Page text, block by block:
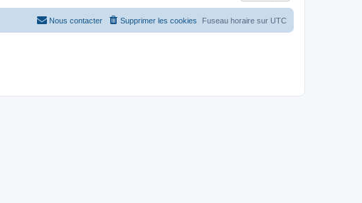
Fuseau horaire sur UTC
Supprimer les cookies
Nous contacter